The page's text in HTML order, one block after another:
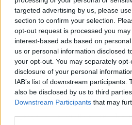
targeted advertising by us, please
section to confirm your selection.
opt-out request is processed you
interest-based ads based on
us or personal information disclosed
your opt-out. You may separately
disclosure of your personal
IAB’s list of downstream participants.
also be disclosed by us to third
Downstream Participants that may
real. Y si no, que se lo
millones de personas que la
el lujo: es que detrás de ese
que se ganó la vida con un
no lo ha olvidado.
El chisme en 3 claves
👀¿Quiénes son los protagonistas?
pareja de Cristiano Ronaldo e